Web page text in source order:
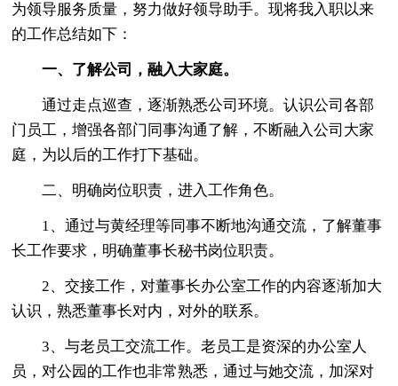
为领导服务质量，努力做好领导助手。现将我入职以来
的工作总结如下：
一、了解公司，融入大家庭。
通过走点巡查，逐渐熟悉公司环境。认识公司各部
门员工，增强各部门同事沟通了解，不断融入公司大家
庭，为以后的工作打下基础。
二、明确岗位职责，进入工作角色。
1、通过与黄经理等同事不断地沟通交流，了解董事
长工作要求，明确董事长秘书岗位职责。
2、交接工作，对董事长办公室工作的内容逐渐加大
认识，熟悉董事长对内，对外的联系。
3、与老员工交流工作。老员工是资深的办公室人
员，对公园的工作也非常熟悉，通过与她交流，加深对